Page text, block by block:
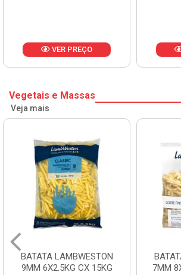
VER PREÇO
Vegetais e Massas
Veja mais
BATATA LAMBWESTON
9MM 6X2.5KG CX 15KG
7MM